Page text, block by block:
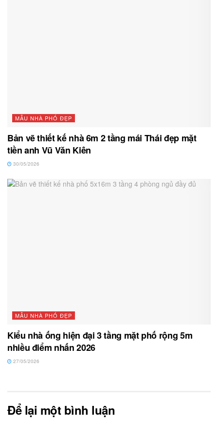
MẪU NHÀ PHỐ ĐẸP
Bản vẽ thiết kế nhà 6m 2 tầng mái Thái đẹp mặt
tiền anh Vũ Văn Kiên
30/05/2026
MẪU NHÀ PHỐ ĐẸP
Kiểu nhà ống hiện đại 3 tầng mặt phố rộng 5m
nhiều điểm nhấn 2026
27/05/2026
Để lại một bình luận